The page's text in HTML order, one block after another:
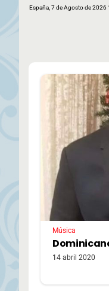
España, 7 de Agosto de 2026
Música
14 abril 2020